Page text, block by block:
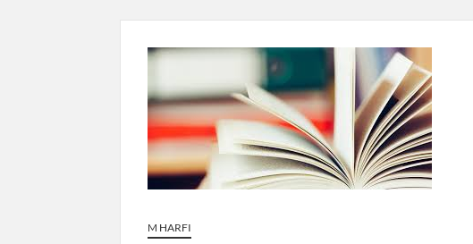
M HARFI